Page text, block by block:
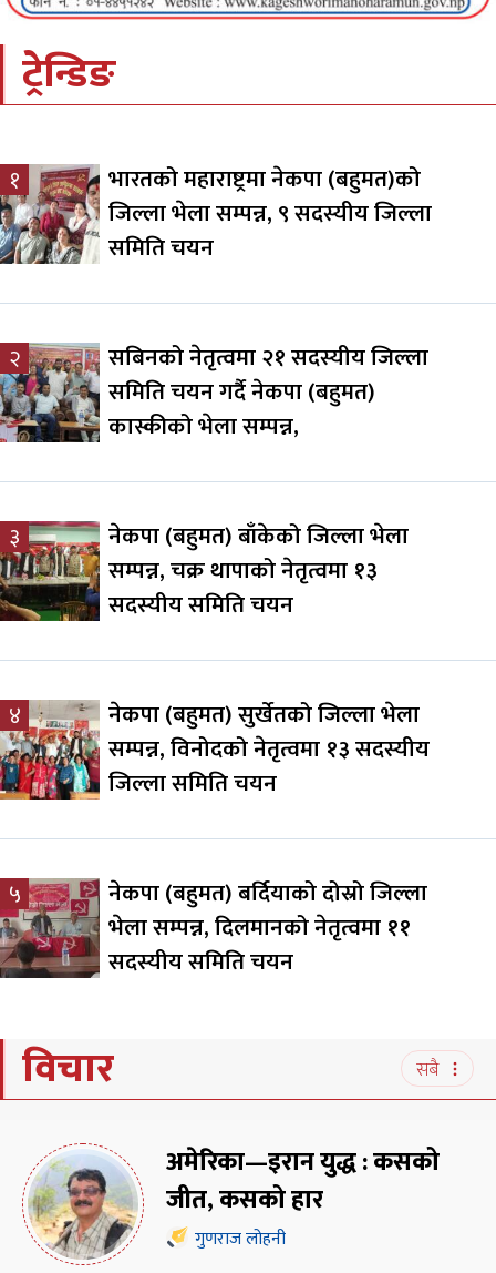
ट्रेन्डिङ
१
भारतको महाराष्ट्रमा नेकपा (बहुमत)को
जिल्ला भेला सम्पन्न, ९ सदस्यीय जिल्ला
समिति चयन
२
सबिनको नेतृत्वमा २१ सदस्यीय जिल्ला
समिति चयन गर्दै नेकपा (बहुमत)
कास्कीको भेला सम्पन्न,
३
नेकपा (बहुमत) बाँकेको जिल्ला भेला
सम्पन्न, चक्र थापाको नेतृत्वमा १३
सदस्यीय समिति चयन
४
नेकपा (बहुमत) सुर्खेतको जिल्ला भेला
सम्पन्न, विनोदको नेतृत्वमा १३ सदस्यीय
जिल्ला समिति चयन
५
नेकपा (बहुमत) बर्दियाको दोस्रो जिल्ला
भेला सम्पन्न, दिलमानको नेतृत्वमा ११
सदस्यीय समिति चयन
विचार सबै
अमेरिका—इरान युद्ध : कसको
जीत, कसको हार
गुणराज लोहनी